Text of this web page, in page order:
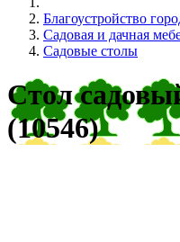
Благоустройство
Садовая и дачная
Садовые столы
Стол
(10546)